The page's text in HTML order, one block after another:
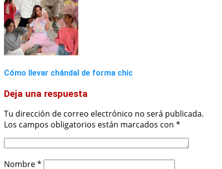
Cómo llevar chándal de forma chic
Deja una respuesta
Tu dirección de correo electrónico no será publicada.
Los campos obligatorios están marcados con *
Nombre*